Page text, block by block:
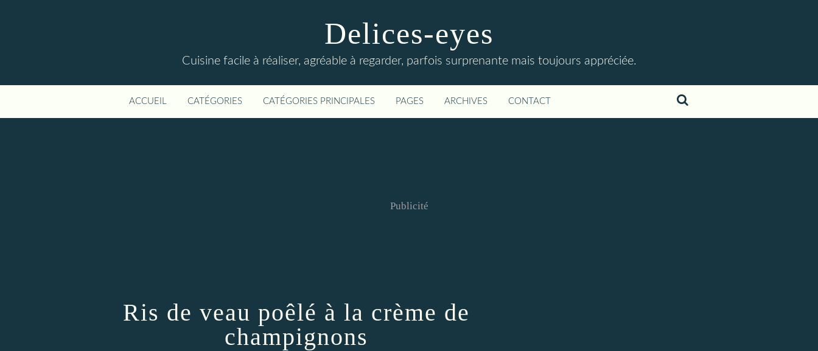
Delices-eyes
Cuisine facile à réaliser, agréable à regarder, parfois surprenante mais toujours appréciée.
ACCUEIL CATÉGORIES CATÉGORIES PRINCIPALES PAGES ARCHIVES CONTACT
Publicité
Ris de veau poêlé à la crème de
champignons